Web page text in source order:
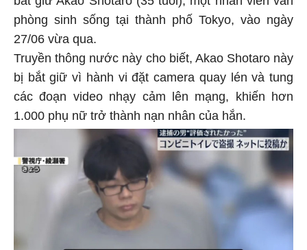
bắt giữ Akao Shotaro (35 tuổi), một nhân viên văn
phòng sinh sống tại thành phố Tokyo, vào ngày
27/06 vừa qua.
Truyền thông nước này cho biết, Akao Shotaro này
bị bắt giữ vì hành vi đặt camera quay lén và tung
các đoạn video nhạy cảm lên mạng, khiến hơn
1.000 phụ nữ trở thành nạn nhân của hắn.